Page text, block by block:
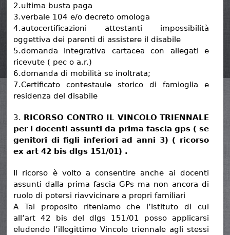
2.ultima busta paga
3.verbale 104 e/o decreto omologa
4.autocertificazioni attestanti impossibilità
oggettiva dei parenti di assistere il disabile
5.domanda integrativa cartacea con allegati e
ricevute ( pec o a.r.)
6.domanda di mobilità se inoltrata;
7.Certificato contestaule storico di famioglia e
residenza del disabile
3. RICORSO CONTRO IL VINCOLO TRIENNALE
per i docenti assunti da prima fascia gps ( se
genitori di figli inferiori ad anni 3) ( ricorso
ex art 42 bis dlgs 151/01) .
Il ricorso è volto a consentire anche ai docenti
assunti dalla prima fascia GPs ma non ancora di
ruolo di potersi riavvicinare a propri familiari
A Tal proposito riteniamo che l’Istituto di cui
all’art 42 bis del dlgs 151/01 posso applicarsi
eludendo l’illegittimo Vincolo triennale agli stessi